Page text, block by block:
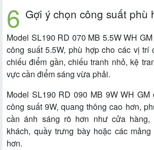
Gợi ý chọn công suất phù
Model SL190 RD 070 MB 5.5W WH
công suất 5.5W, phù hợp cho các vị trí
chiếu điểm gần, chiếu tranh nhỏ, kệ
vực cần điểm sáng vừa phải.
Model SL190 RD 090 MB 9W WH GM
công suất 9W, quang thông cao hơn,
cần ánh sáng rõ hơn như cửa hàng,
khách, quầy trưng bày hoặc các
hơn.